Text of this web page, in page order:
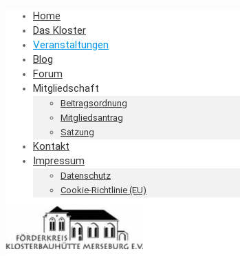
Home
Das Kloster
Veranstaltungen
Blog
Forum
Mitgliedschaft
Beitragsordnung
Mitgliedsantrag
Satzung
Kontakt
Impressum
Datenschutz
Cookie-Richtlinie (EU)